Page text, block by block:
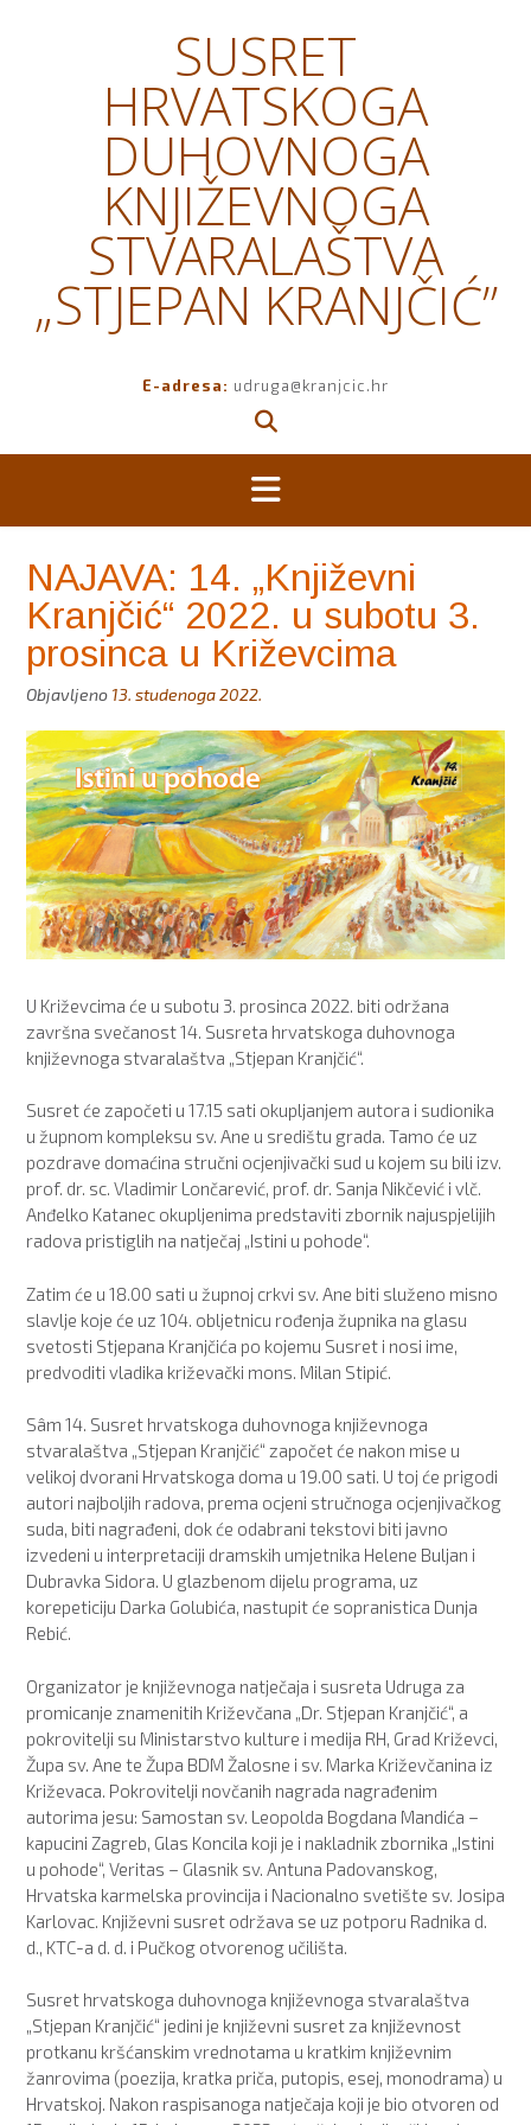
SUSRET
HRVATSKOGA
DUHOVNOGA
KNJIŽEVNOGA
STVARALAŠTVA
„STJEPAN KRANJČIĆ”
E-adresa: udruga@kranjcic.hr
NAJAVA: 14. „Književni
Kranjčić“ 2022. u subotu 3.
prosinca u Križevcima
Objavljeno 13. studenoga 2022.
U Križevcima će u subotu 3. prosinca 2022. biti održana
završna svečanost 14. Susreta hrvatskoga duhovnoga
književnoga stvaralaštva „Stjepan Kranjčić“.
Susret će započeti u 17.15 sati okupljanjem autora i sudionika
u župnom kompleksu sv. Ane u središtu grada. Tamo će uz
pozdrave domaćina stručni ocjenjivački sud u kojem su bili izv.
prof. dr. sc. Vladimir Lončarević, prof. dr. Sanja Nikčević i vlč.
Anđelko Katanec okupljenima predstaviti zbornik najuspjelijih
radova pristiglih na natječaj „Istini u pohode“.
Zatim će u 18.00 sati u župnoj crkvi sv. Ane biti služeno misno
slavlje koje će uz 104. obljetnicu rođenja župnika na glasu
svetosti Stjepana Kranjčića po kojemu Susret i nosi ime,
predvoditi vladika križevački mons. Milan Stipić.
Sâm 14. Susret hrvatskoga duhovnoga književnoga
stvaralaštva „Stjepan Kranjčić“ započet će nakon mise u
velikoj dvorani Hrvatskoga doma u 19.00 sati. U toj će prigodi
autori najboljih radova, prema ocjeni stručnoga ocjenjivačkog
suda, biti nagrađeni, dok će odabrani tekstovi biti javno
izvedeni u interpretaciji dramskih umjetnika Helene Buljan i
Dubravka Sidora. U glazbenom dijelu programa, uz
korepeticiju Darka Golubića, nastupit će sopranistica Dunja
Rebić.
Organizator je književnoga natječaja i susreta Udruga za
promicanje znamenitih Križevčana „Dr. Stjepan Kranjčić“, a
pokrovitelji su Ministarstvo kulture i medija RH, Grad Križevci,
Župa sv. Ane te Župa BDM Žalosne i sv. Marka Križevčanina iz
Križevaca. Pokrovitelji novčanih nagrada nagrađenim
autorima jesu: Samostan sv. Leopolda Bogdana Mandića –
kapucini Zagreb, Glas Koncila koji je i nakladnik zbornika „Istini
u pohode“, Veritas – Glasnik sv. Antuna Padovanskog,
Hrvatska karmelska provincija i Nacionalno svetište sv. Josipa
Karlovac. Književni susret održava se uz potporu Radnika d.
d., KTC-a d. d. i Pučkog otvorenog učilišta.
Susret hrvatskoga duhovnoga književnoga stvaralaštva
„Stjepan Kranjčić“ jedini je književni susret za književnost
protkanu kršćanskim vrednotama u kratkim književnim
žanrovima (poezija, kratka priča, putopis, esej, monodrama) u
Hrvatskoj. Nakon raspisanoga natječaja koji je bio otvoren od